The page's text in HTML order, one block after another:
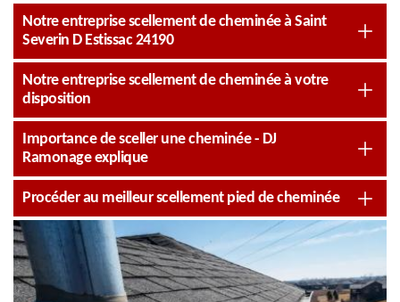
Notre entreprise scellement de cheminée à Saint
Severin D Estissac 24190
Notre entreprise scellement de cheminée à votre
disposition
Importance de sceller une cheminée - DJ
Ramonage explique
Procéder au meilleur scellement pied de cheminée